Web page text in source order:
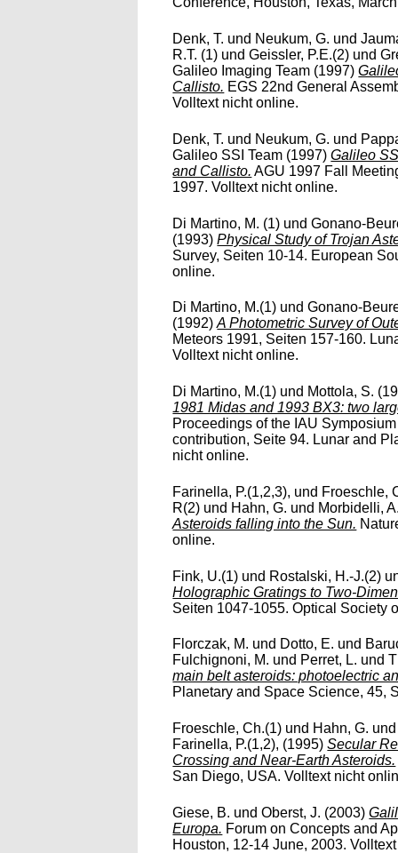
Denk, T. und Neukum, G. und
R.T. (1) undGeissler, P.E.(2) und
Galileo Imaging Team (1997)
Callisto. EGS 22nd General
Volltext nicht online.
Denk, T. und Neukum, G. und
Galileo SSI Team (1997)Galileo
and Callisto. AGU 1997 Fall
1997. Volltext nicht online.
Di Martino, M. (1) undGonano-
(1993)Physical Study of Trojan
Survey, Seiten 10-14. European
online.
Di Martino, M.(1) undGonano-
(1992)A Photometric Survey of
Meteors 1991, Seiten 157-160.
Volltext nicht online.
Di Martino, M.(1) und Mottola, S.
1981 Midas and 1993 BX3: two
Proceedings of the IAU
contribution, Seite 94. Lunar and
nicht online.
Farinella, P.(1,2,3), und Froeschle,
R(2) und Hahn, G. und Morbidelli,
Asteroids falling into the Sun.
online.
Fink, U.(1) und Rostalski, H.-J.(2)
Holographic Gratings to Two-
Seiten 1047-1055. Optical Society
Florczak, M. und Dotto, E. und
Fulchignoni, M. und Perret, L. und
main belt asteroids: photoelectric
Planetary and Space Science, 45,
Froeschle, Ch.(1) und Hahn, G.
Farinella, P.(1,2), (1995)Secular
Crossing and Near-Earth Asteroids.
San Diego, USA. Volltext nicht
Giese, B. undOberst, J. (2003)
Europa. Forum on Concepts and
Houston, 12-14 June, 2003.